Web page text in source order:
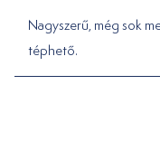
Nagyszerű, még sok
téphető.